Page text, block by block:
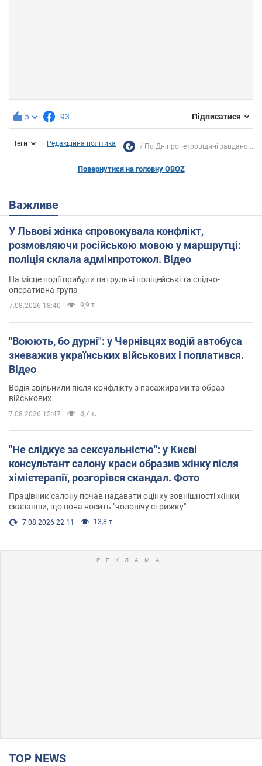
5 93 Підписатися
Теги Редакційна політика По Дніпропетровщині завдано...
Повернутися на головну OBOZ
Важливе
У Львові жінка спровокувала конфлікт,
розмовляючи російською мовою у маршрутці:
поліція склала адмінпротокол. Відео
На місце події прибули патрульні поліцейські та слідчо-
оперативна група
7.08.2026 18:40 9,9 т.
"Воюють, бо дурні": у Чернівцях водій автобуса
зневажив українських військових і поплатився.
Відео
Водія звільнили після конфлікту з пасажирами та образ
військових
7.08.2026 15:47 8,7 т.
"Не слідкує за сексуальністю": у Києві
консультант салону краси образив жінку після
хімієтерапії, розгорівся скандал. Фото
Працівник салону почав надавати оцінку зовнішності жінки,
сказавши, що вона носить "чоловічу стрижку"
7.08.2026 22:11 13,8 т.
TOP NEWS